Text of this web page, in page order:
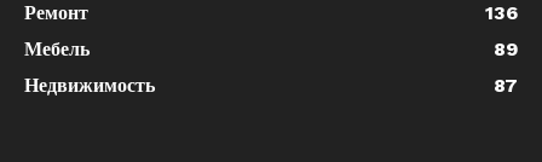
Ремонт
136
Мебель
89
Недвижимость
87